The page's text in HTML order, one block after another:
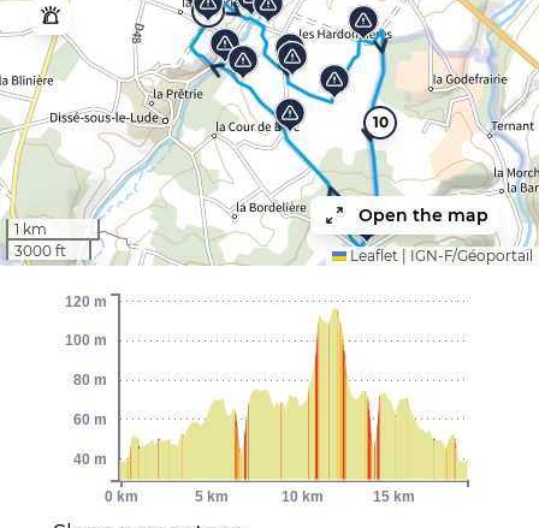
10
15
1 km
3000 ft
Open the map
Leaflet IGN-F/Géoportail
0 km 5 km 10 km 15 km
40 m
60 m
80 m
100 m
120 m